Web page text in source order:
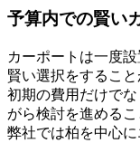
予算内での賢い
カーポートは一度
賢い選択をすること
初期の費用だけで
がら検討を進めるこ
弊社では柏を中心